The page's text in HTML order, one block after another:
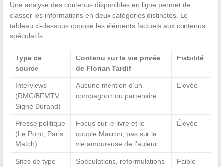
Une analyse des contenus disponibles en ligne permet de
classer les informations en deux catégories distinctes. Le
tableau ci-dessous oppose les éléments factuels aux contenus
spéculatifs.
Type de
source
Contenu sur la vie privée
de Florian Tardif
Fiabilité
Interviews
(RMC/BFMTV,
Signé Durand)
Aucune mention d’un
compagnon ou partenaire
Élevée
Presse politique
(Le Point, Paris
Match)
Focus sur le livre et le
couple Macron, pas sur la
vie amoureuse de l’auteur
Élevée
Sites de type
Spéculations, reformulations
Faible